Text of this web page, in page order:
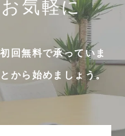
気軽に
回無料で承っていま
から始めましょう。